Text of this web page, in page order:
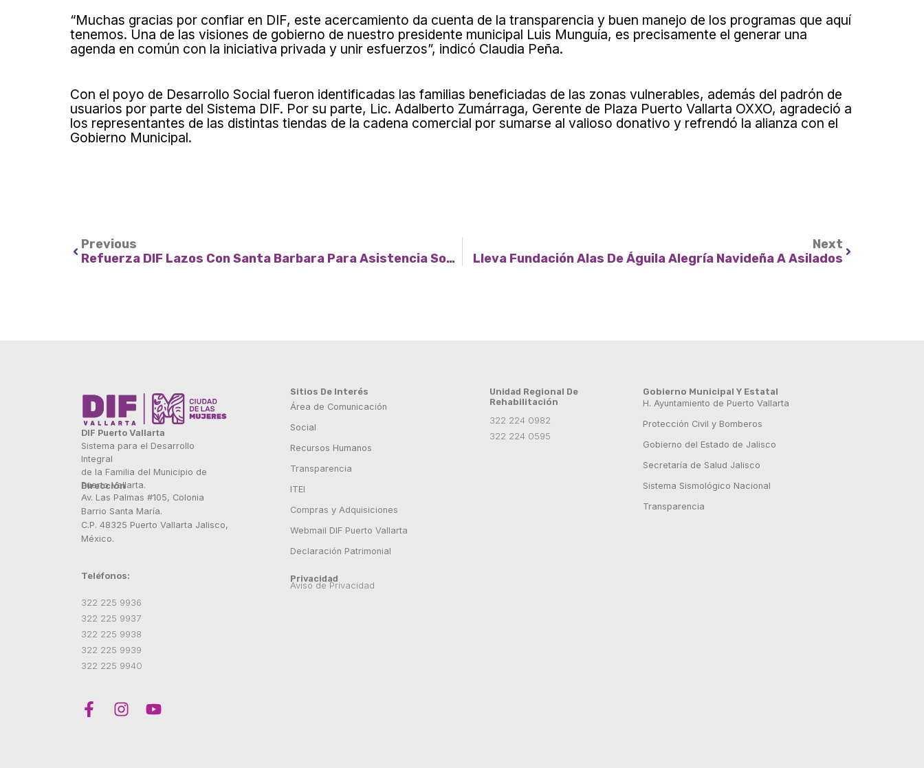
“Muchas gracias por confiar en DIF, este acercamiento da cuenta de la transparencia y buen manejo de los programas que aquí
tenemos. Una de las visiones de gobierno de nuestro presidente municipal Luis Munguía, es precisamente el generar una
agenda en común con la iniciativa privada y unir esfuerzos”, indicó Claudia Peña.
Con el poyo de Desarrollo Social fueron identificadas las familias beneficiadas de las zonas vulnerables, además del padrón de
usuarios por parte del Sistema DIF. Por su parte, Lic. Adalberto Zumárraga, Gerente de Plaza Puerto Vallarta OXXO, agradeció a
los representantes de las distintas tiendas de la cadena comercial por sumarse al valioso donativo y refrendó la alianza con el
Gobierno Municipal.
Previous
Refuerza DIF Lazos Con Santa Barbara Para Asistencia Social
Next
Lleva Fundación Alas De Águila Alegría Navideña A Asilados
DIF Puerto Vallarta
Sistema para el Desarrollo
Integral
de la Familia del Municipio de
Puerto Vallarta.
Dirección
Av. Las Palmas #105, Colonia
Barrio Santa María.
C.P. 48325 Puerto Vallarta Jalisco,
México.
Teléfonos:
322 225 9936
322 225 9937
322 225 9938
322 225 9939
322 225 9940
Sitios De Interés
Área de Comunicación
Social
Recursos Humanos
Transparencia
ITEI
Compras y Adquisiciones
Webmail DIF Puerto Vallarta
Declaración Patrimonial
Privacidad
Aviso de Privacidad
Unidad Regional De
Rehabilitación
322 224 0982
322 224 0595
Gobierno Municipal Y Estatal
H. Ayuntamiento de Puerto Vallarta
Protección Civil y Bomberos
Gobierno del Estado de Jalisco
Secretaría de Salud Jalisco
Sistema Sismológico Nacional
Transparencia